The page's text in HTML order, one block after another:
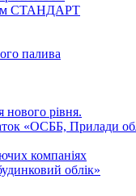
СТАНДАРТ
палива
нового рівня.
«ОСББ, Прилади
компаніях
облік»